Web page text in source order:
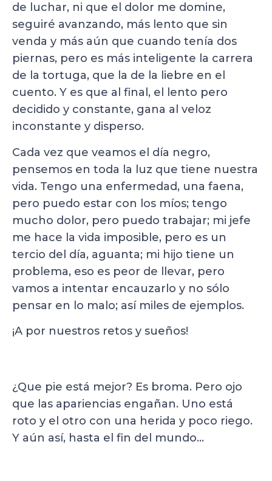
de luchar, ni que el dolor me domine,
seguiré avanzando, más lento que sin
venda y más aún que cuando tenía dos
piernas, pero es más inteligente la carrera
de la tortuga, que la de la liebre en el
cuento. Y es que al final, el lento pero
decidido y constante, gana al veloz
inconstante y disperso.
Cada vez que veamos el día negro,
pensemos en toda la luz que tiene nuestra
vida. Tengo una enfermedad, una faena,
pero puedo estar con los míos; tengo
mucho dolor, pero puedo trabajar; mi jefe
me hace la vida imposible, pero es un
tercio del día, aguanta; mi hijo tiene un
problema, eso es peor de llevar, pero
vamos a intentar encauzarlo y no sólo
pensar en lo malo; así miles de ejemplos.
¡A por nuestros retos y sueños!
¿Que pie está mejor? Es broma. Pero ojo
que las apariencias engañan. Uno está
roto y el otro con una herida y poco riego.
Y aún así, hasta el fin del mundo…